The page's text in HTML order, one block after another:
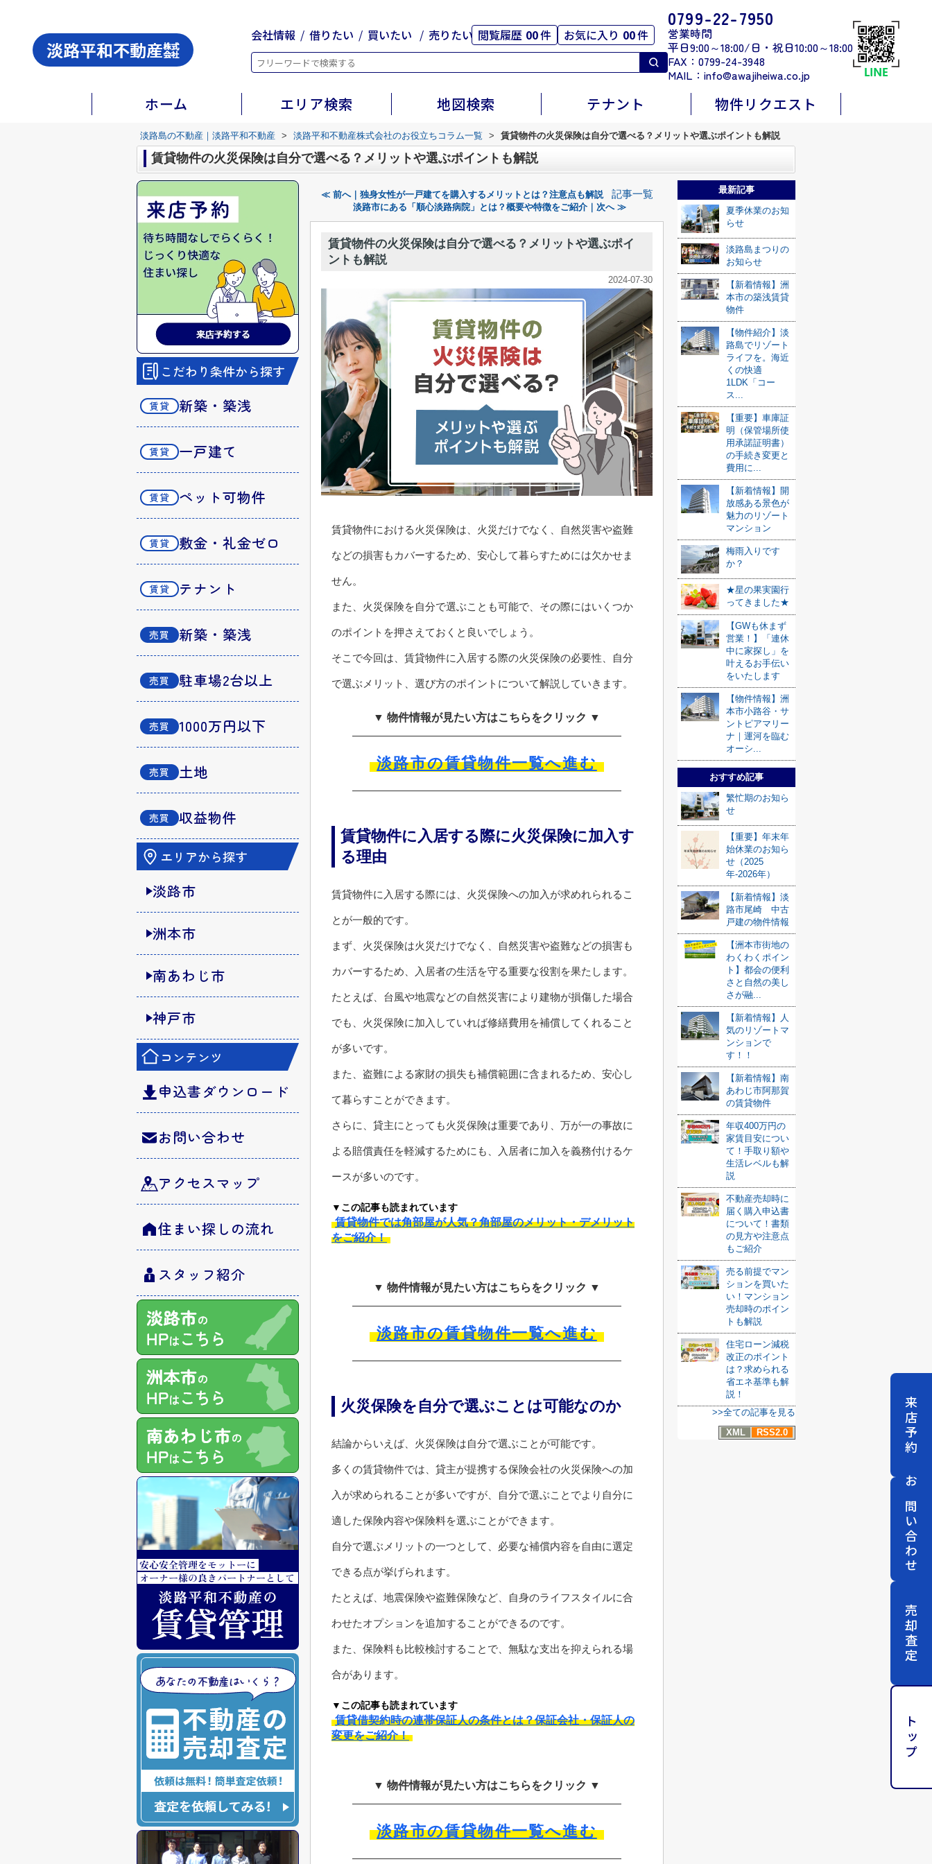
会社情報 借りたい 買いたい 売りたい 閲覧履歴 00件 お気に入り 00件
0799-22-7950
営業時間
平日9:00～18:00/日・祝日10:00～18:00
FAX：0799-24-3948
MAIL： info@awajiheiwa.co.jp
ホーム エリア検索 地図検索 テナント 物件リクエスト
淡路島の不動産｜淡路平和不動産 > 淡路平和不動産株式会社のお役立ちコラム一覧 > 賃貸物件の火災保険は自分で選べる？メリットや選ぶポイントも解説
賃貸物件の火災保険は自分で選べる？メリットや選ぶポイントも解説
≪ 前へ｜独身女性が一戸建てを購入するメリットとは？注意点も解説 記事一覧
淡路市にある「順心淡路病院」とは？概要や特徴をご紹介｜次へ ≫
賃貸物件の火災保険は自分で選べる？メリットや選ぶポイ
ントも解説
2024-07-30
賃貸物件における火災保険は、火災だけでなく、自然災害や盗難
などの損害もカバーするため、安心して暮らすためには欠かせま
せん。
また、火災保険を自分で選ぶことも可能で、その際にはいくつか
のポイントを押さえておくと良いでしょう。
そこで今回は、賃貸物件に入居する際の火災保険の必要性、自分
で選ぶメリット、選び方のポイントについて解説していきます。
▼ 物件情報が見たい方はこちらをクリック ▼
淡路市の賃貸物件一覧へ進む
賃貸物件に入居する際に火災保険に加入す
る理由
賃貸物件に入居する際には、火災保険への加入が求めれられるこ
とが一般的です。
まず、火災保険は火災だけでなく、自然災害や盗難などの損害も
カバーするため、入居者の生活を守る重要な役割を果たします。
たとえば、台風や地震などの自然災害により建物が損傷した場合
でも、火災保険に加入していれば修繕費用を補償してくれること
が多いです。
また、盗難による家財の損失も補償範囲に含まれるため、安心し
て暮らすことができます。
さらに、貸主にとっても火災保険は重要であり、万が一の事故に
よる賠償責任を軽減するためにも、入居者に加入を義務付けるケ
ースが多いのです。
▼この記事も読まれています
賃貸物件では角部屋が人気？角部屋のメリット・デメリット
をご紹介！
▼ 物件情報が見たい方はこちらをクリック ▼
淡路市の賃貸物件一覧へ進む
火災保険を自分で選ぶことは可能なのか
結論からいえば、火災保険は自分で選ぶことが可能です。
多くの賃貸物件では、貸主が提携する保険会社の火災保険への加
入が求められることが多いですが、自分で選ぶことでより自分に
適した保険内容や保険料を選ぶことができます。
自分で選ぶメリットの一つとして、必要な補償内容を自由に選定
できる点が挙げられます。
たとえば、地震保険や盗難保険など、自身のライフスタイルに合
わせたオプションを追加することができるのです。
また、保険料も比較検討することで、無駄な支出を抑えられる場
合があります。
▼この記事も読まれています
賃貸借契約時の連帯保証人の条件とは？保証会社・保証人の
変更をご紹介！
▼ 物件情報が見たい方はこちらをクリック ▼
淡路市の賃貸物件一覧へ進む
最新記事
夏季休業のお知
らせ
淡路島まつりの
お知らせ
【新着情報】洲
本市の築浅賃貸
物件
【物件紹介】淡
路島でリゾート
ライフを。海近
くの快適
1LDK「コー
ス...
【重要】車庫証
明（保管場所使
用承諾証明書）
の手続き変更と
費用に...
【新着情報】開
放感ある景色が
魅力のリゾート
マンション
梅雨入りです
か？
★星の果実園行
ってきました★
【GWも休まず
営業！】「連休
中に家探し」を
叶えるお手伝い
をいたします
【物件情報】洲
本市小路谷・サ
ントピアマリー
ナ｜運河を臨む
オーシ...
おすすめ記事
繁忙期のお知ら
せ
【重要】年末年
始休業のお知ら
せ（2025
年-2026年）
【新着情報】淡
路市尾崎 中古
戸建の物件情報
【洲本市街地の
わくわくポイン
ト】都会の便利
さと自然の美し
さが融...
【新着情報】人
気のリゾートマ
ンションで
す！！
【新着情報】南
あわじ市阿那賀
の賃貸物件
年収400万円の
家賃目安につい
て！手取り額や
生活レベルも解
説
不動産売却時に
届く購入申込書
について！書類
の見方や注意点
もご紹介
売る前提でマン
ションを買いた
い！マンション
売却時のポイン
トも解説
住宅ローン減税
改正のポイント
は？求められる
省エネ基準も解
説！
>>全ての記事を見る
XML
RSS2.0
こだわり条件から探す
新築・築浅
一戸建て
ペット可物件
敷金・礼金ゼロ
テナント
新築・築浅
駐車場2台以上
1000万円以下
土地
収益物件
エリアから探す
淡路市
洲本市
南あわじ市
神戸市
コンテンツ
申込書ダウンロード
お問い合わせ
アクセスマップ
住まい探しの流れ
スタッフ紹介
来店予約
お問い合わせ
売却査定
トップ